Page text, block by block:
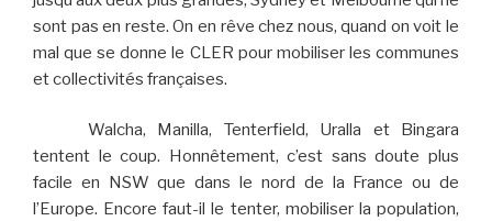
sont pas en reste. On en rêve chez nous, quand on voit le
mal que se donne le CLER pour mobiliser les communes
et collectivités françaises.
Walcha, Manilla, Tenterfield, Uralla et Bingara
tentent le coup. Honnêtement, c’est sans doute plus
facile en NSW que dans le nord de la France ou de
l’Europe. Encore faut-il le tenter, mobiliser la population,